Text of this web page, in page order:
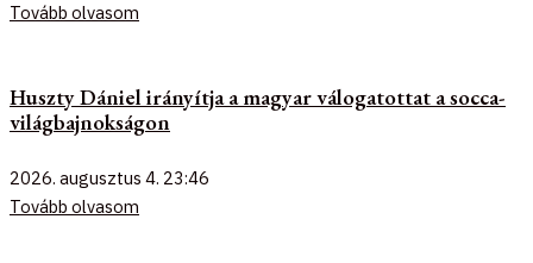
Tovább olvasom
Huszty Dániel irányítja a magyar válogatottat a socca-
világbajnokságon
2026. augusztus 4. 23:46
Tovább olvasom